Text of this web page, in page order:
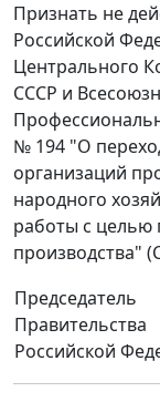
Признать не
Российской
Центрального
СССР и
№ 194 "О
организаций
народного
работы с целью
производства"
Председатель
Правительства
Российской